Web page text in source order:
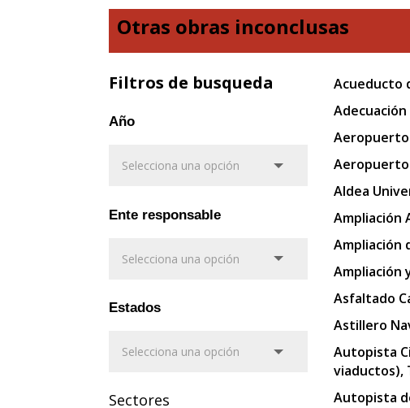
Otras obras inconclusas
Filtros de busqueda
Año
Ente responsable
Estados
Sectores
Acueducto
Aeropuerto
Aeropuerto
Aldea
Ampliación
Ampliación
Ampliación
Asfaltado
Astillero
Autopista
viaductos),
Autopista